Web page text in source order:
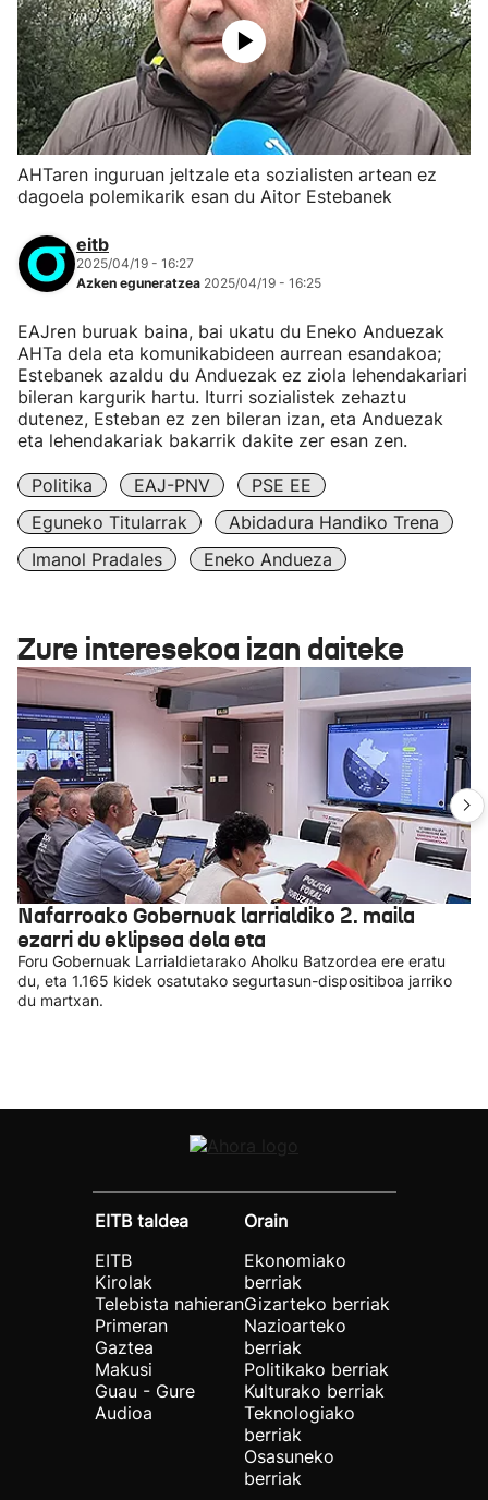
AHTaren inguruan jeltzale eta sozialisten artean ez
dagoela polemikarik esan du Aitor Estebanek
eitb
2025/04/19 - 16:27
Azken eguneratzea 2025/04/19 - 16:25
EAJren buruak baina, bai ukatu du Eneko Anduezak
AHTa dela eta komunikabideen aurrean esandakoa;
Estebanek azaldu du Anduezak ez ziola lehendakariari
bileran kargurik hartu. Iturri sozialistek zehaztu
dutenez, Esteban ez zen bileran izan, eta Anduezak
eta lehendakariak bakarrik dakite zer esan zen.
Politika EAJ-PNV
PSE EE
Eguneko Titularrak
Abidadura Handiko Trena
Imanol Pradales
Eneko Andueza
Zure interesekoa izan daiteke
Nafarroako Gobernuak larrialdiko 2. maila
ezarri du eklipsea dela eta
Foru Gobernuak Larrialdietarako Aholku Batzordea ere eratu
du, eta 1.165 kidek osatutako segurtasun-dispositiboa jarriko
du martxan.
EITB taldea
EITB
Kirolak
Telebista nahieran
Primeran
Gaztea
Makusi
Guau - Gure
Audioa
Orain
Ekonomiako
berriak
Gizarteko berriak
Nazioarteko
berriak
Politikako berriak
Kulturako berriak
Teknologiako
berriak
Osasuneko
berriak